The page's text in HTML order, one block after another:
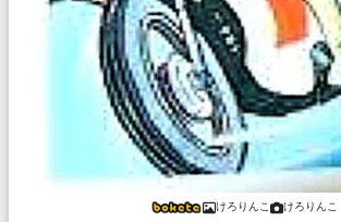
けろりんこ けろりんこ